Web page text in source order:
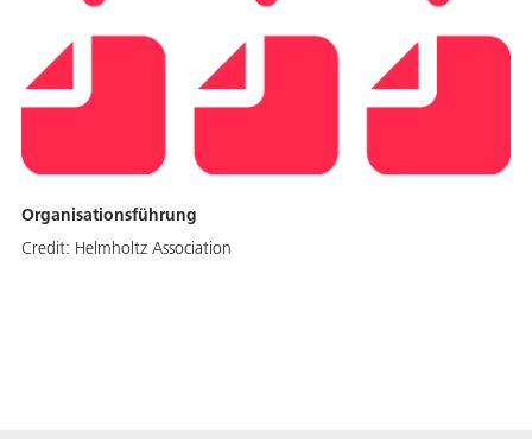
Organisationsführung
Credit: Helmholtz Association